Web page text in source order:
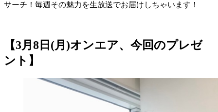
サーチ！毎週その魅力を生放送でお届けしちゃいます！
【3月8日(月)オンエア、今回のプレゼ
ント】